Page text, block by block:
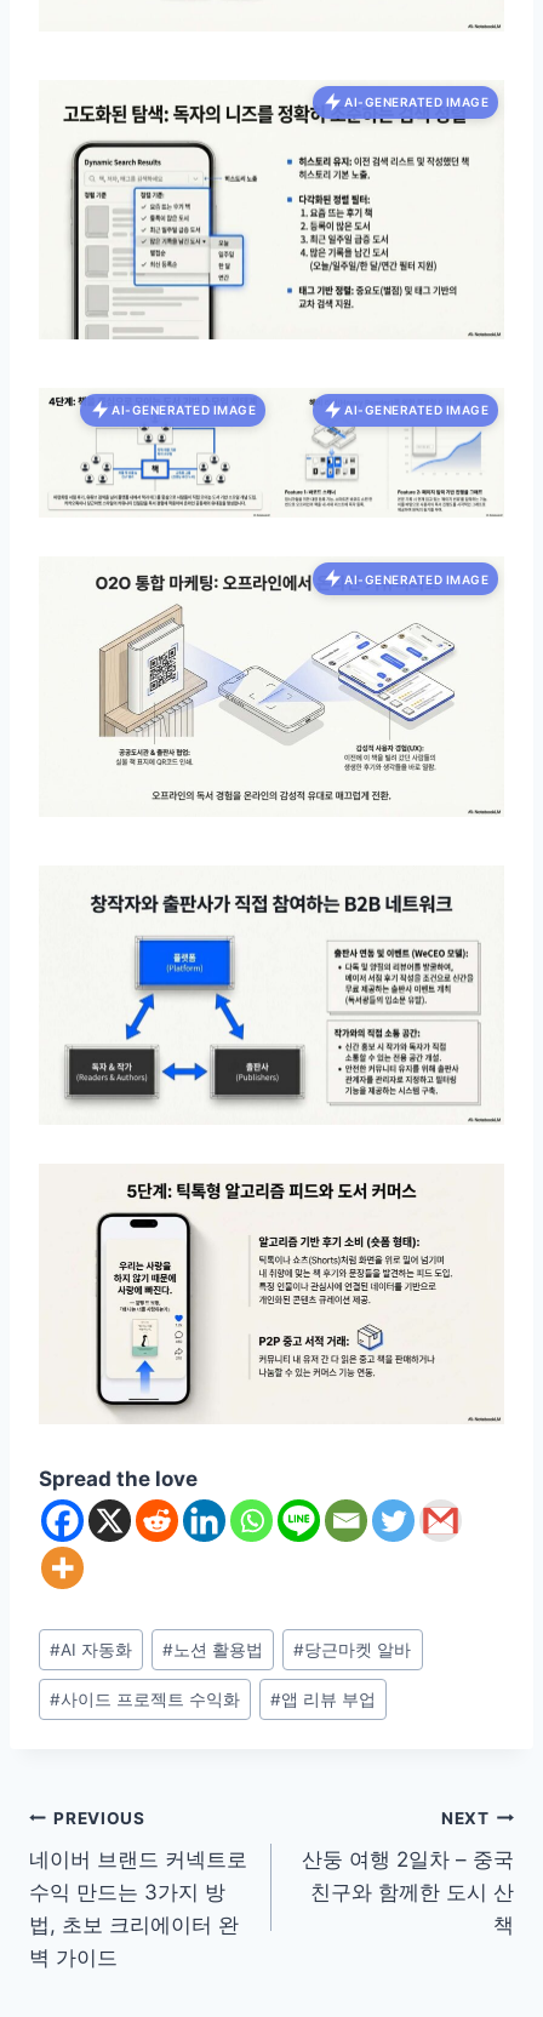
AI-GENERATED IMAGE
AI-GENERATED IMAGE AI-GENERATED IMAGE
AI-GENERATED IMAGE
Spread the love
Post
Tags:
#AI 자동화 #노션 활용법 #당근마켓 알바
#사이드 프로젝트 수익화 #앱 리뷰 부업
Post
navigation
PREVIOUS
네이버 브랜드 커넥트로
수익 만드는 3가지 방
법, 초보 크리에이터 완
벽 가이드
NEXT
산둥 여행 2일차 – 중국
친구와 함께한 도시 산
책